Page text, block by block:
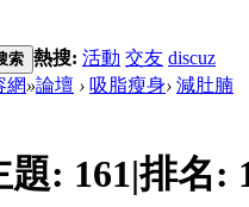
索 熱搜: 活動 交友 discuz
網»論壇 › 吸脂瘦身› 減肚腩
題: 161|排名: